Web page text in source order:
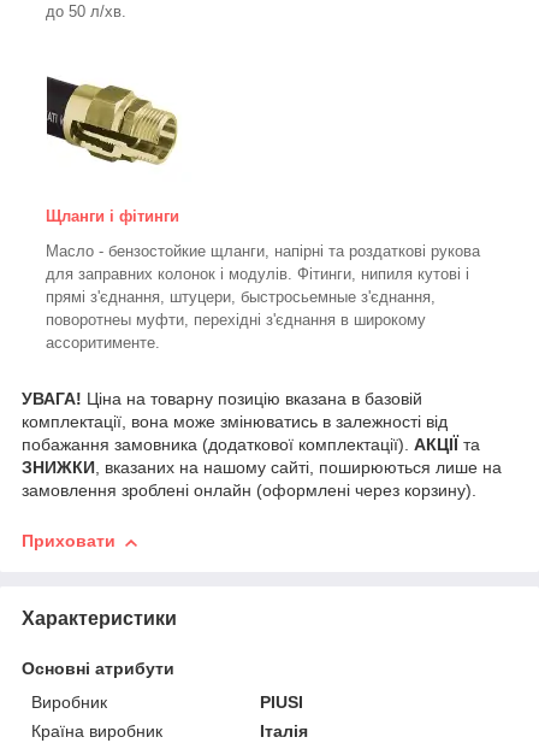
до 50 л/хв.
Щланги і фітинги
Масло - бензостойкие щланги, напірні та роздаткові рукова
для заправних колонок і модулів. Фітинги, нипиля кутові і
прямі з'єднання, штуцери, быстросьемные з'єднання,
поворотнеы муфти, перехідні з'єднання в широкому
ассоритименте.
УВАГА! Ціна на товарну позицію вказана в базовій
комплектації, вона може змінюватись в залежності від
побажання замовника (додаткової комплектації). АКЦІЇ та
ЗНИЖКИ, вказаних на нашому сайті, поширюються лише на
замовлення зроблені онлайн (оформлені через корзину).
Приховати
Характеристики
Основні атрибути
Виробник
PIUSI
Країна виробник
Італія